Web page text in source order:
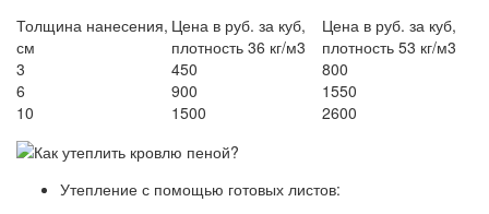
Толщина нанесения,
см
Цена в руб. за куб,
плотность 36 кг/м3
Цена в руб. за куб,
плотность 53 кг/м3
3
450
800
6
900
1550
10
1500 2600
Утепление с помощью готовых листов: